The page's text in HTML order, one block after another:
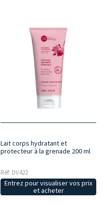
Lait corps hydratant et
protecteur à la grenade 200 ml
Réf: DV422
Entrez pour visualiser vos prix
et acheter